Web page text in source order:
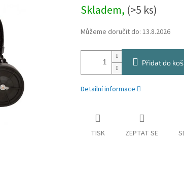
cena:
Skladem, (>5 ks)
Můžeme doručit do: 13.8.2026
Přidat do
Detailní informace
TISK ZEPTAT SE